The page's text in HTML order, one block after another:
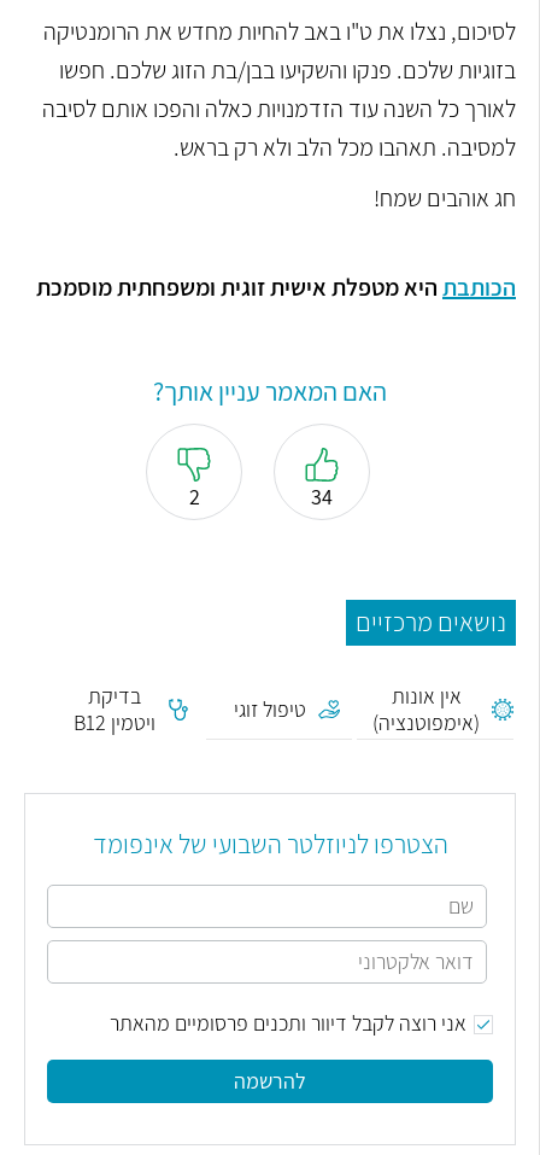
לסיכום, נצלו את ט"ו באב להחיות מחדש את הרומנטיקה
בזוגיות שלכם. פנקו והשקיעו בבן/בת הזוג שלכם. חפשו
לאורך כל השנה עוד הזדמנויות כאלה והפכו אותם לסיבה
למסיבה. תאהבו מכל הלב ולא רק בראש.
חג אוהבים שמח!
הכותבתהיא מטפלת אישית זוגית ומשפחתית מוסמכת
האם המאמר עניין אותך?
34
2
נושאים מרכזיים
אין אונות
(אימפוטנציה)
טיפול זוגי
בדיקת
ויטמין B12
הצטרפו לניוזלטר השבועי של אינפומד
אני רוצה לקבל דיוור ותכנים פרסומיים מהאתר
להרשמה